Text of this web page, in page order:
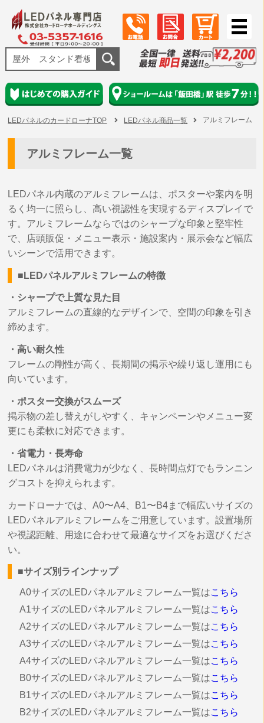
LEDパネルのカードローナTOP LEDパネル商品一覧 アルミフレーム
アルミフレーム一覧
LEDパネル内蔵のアルミフレームは、ポスターや案内を明
るく均一に照らし、高い視認性を実現するディスプレイで
す。アルミフレームならではのシャープな印象と堅牢性
で、店頭販促・メニュー表示・施設案内・展示会など幅広
いシーンで活用できます。
■LEDパネルアルミフレームの特徴
・シャープで上質な見た目
アルミフレームの直線的なデザインで、空間の印象を引き
締めます。
・高い耐久性
フレームの剛性が高く、長期間の掲示や繰り返し運用にも
向いています。
・ポスター交換がスムーズ
掲示物の差し替えがしやすく、キャンペーンやメニュー変
更にも柔軟に対応できます。
・省電力・長寿命
LEDパネルは消費電力が少なく、長時間点灯でもランニン
グコストを抑えられます。
カードローナでは、A0〜A4、B1〜B4まで幅広いサイズの
LEDパネルアルミフレームをご用意しています。設置場所
や視認距離、用途に合わせて最適なサイズをお選びくださ
い。
■サイズ別ラインナップ
A0サイズのLEDパネルアルミフレーム一覧はこちら
A1サイズのLEDパネルアルミフレーム一覧はこちら
A2サイズのLEDパネルアルミフレーム一覧はこちら
A3サイズのLEDパネルアルミフレーム一覧はこちら
A4サイズのLEDパネルアルミフレーム一覧はこちら
B0サイズのLEDパネルアルミフレーム一覧はこちら
B1サイズのLEDパネルアルミフレーム一覧はこちら
B2サイズのLEDパネルアルミフレーム一覧はこちら